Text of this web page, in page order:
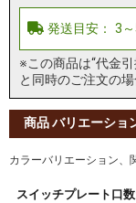
※この商品は“代金
と同時のご注文の場
商品 バリエーショ
カラーバリエーション、
スイッチプレート口